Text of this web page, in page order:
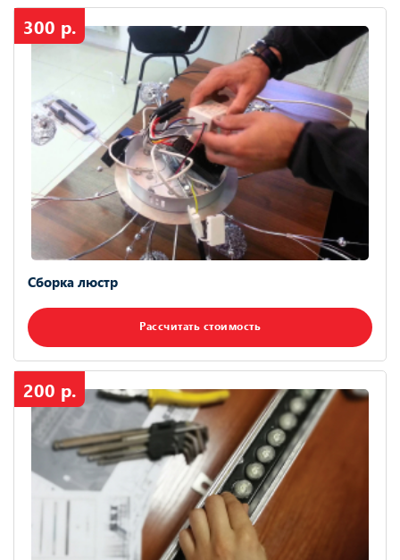
300 р.
Сборка люстр
Рассчитать стоимость
200 р.